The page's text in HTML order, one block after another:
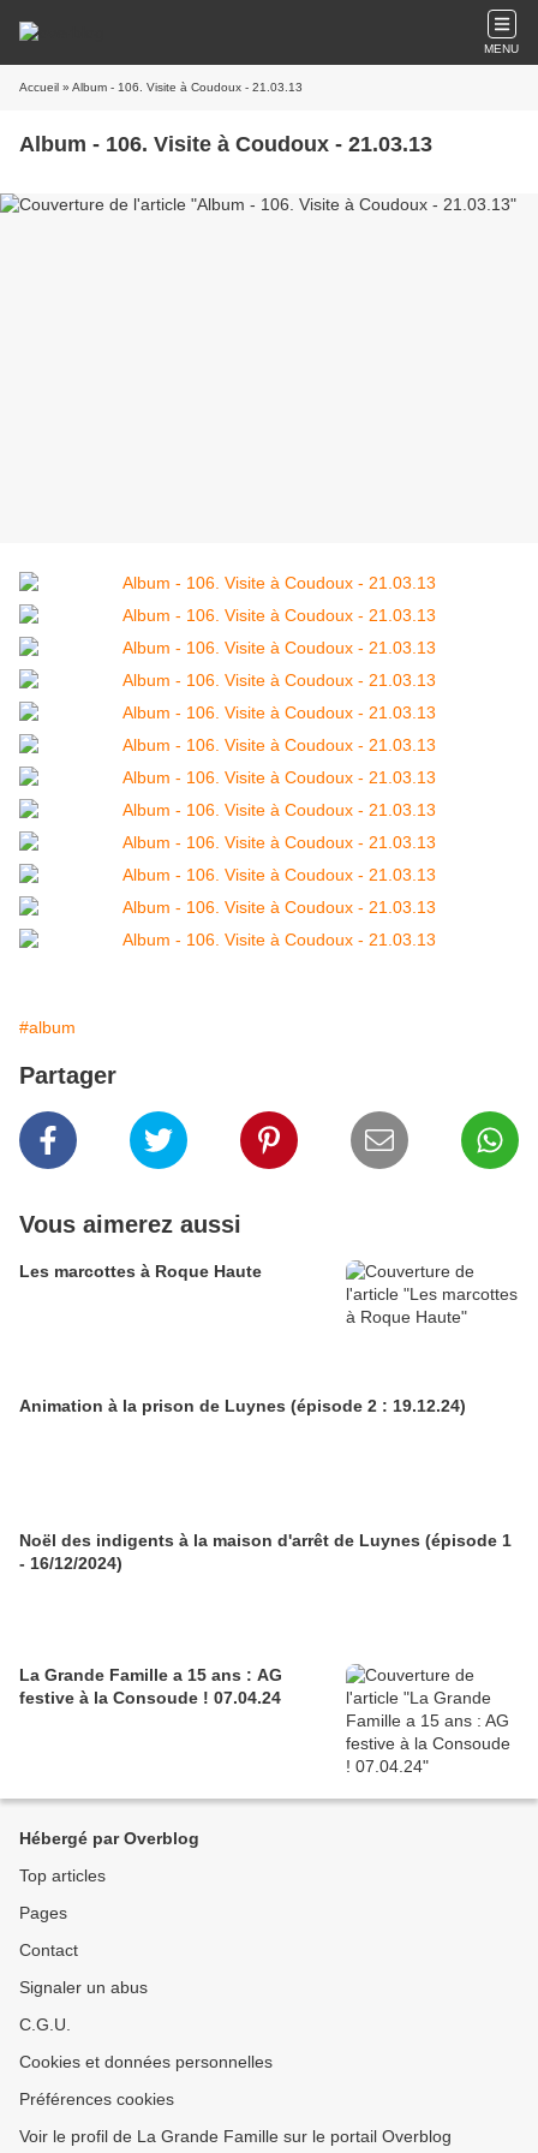
MENU
Accueil » Album - 106. Visite à Coudoux - 21.03.13
Album - 106. Visite à Coudoux - 21.03.13
#album
Partager
Vous aimerez aussi
Les marcottes à Roque Haute
Animation à la prison de Luynes (épisode 2 : 19.12.24)
Noël des indigents à la maison d'arrêt de Luynes (épisode 1
- 16/12/2024)
La Grande Famille a 15 ans : AG
festive à la Consoude ! 07.04.24
Hébergé par Overblog
Top articles
Pages
Contact
Signaler un abus
C.G.U.
Cookies et données personnelles
Préférences cookies
Voir le profil de La Grande Famille sur le portail Overblog